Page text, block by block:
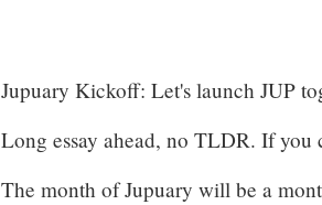
Jupuary Kickoff: Let's launch JUP
Long essay ahead, no TLDR. If you
The month of Jupuary will be a